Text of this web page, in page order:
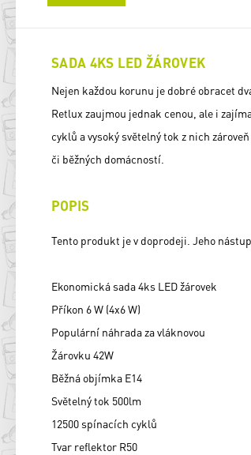
SADA 4KS LED ŽÁROVEK
Nejen každou korunu je dobré obracet
Retlux zaujmou jednak cenou, ale i
cyklů a vysoký světelný tok z nich
či běžných domácností.
POPIS
Tento produkt je v doprodeji. Jeho
Ekonomická sada 4ks LED žárovek
Příkon 6 W (4x6 W)
Populární náhrada za vláknovou
Žárovku 42W
Běžná objímka E14
Světelný tok 500lm
12500 spínacích cyklů
Tvar reflektor R50